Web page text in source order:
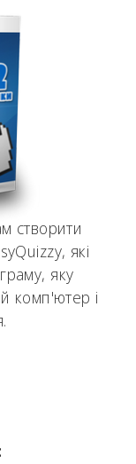
створити
які
яку
комп'ютер і